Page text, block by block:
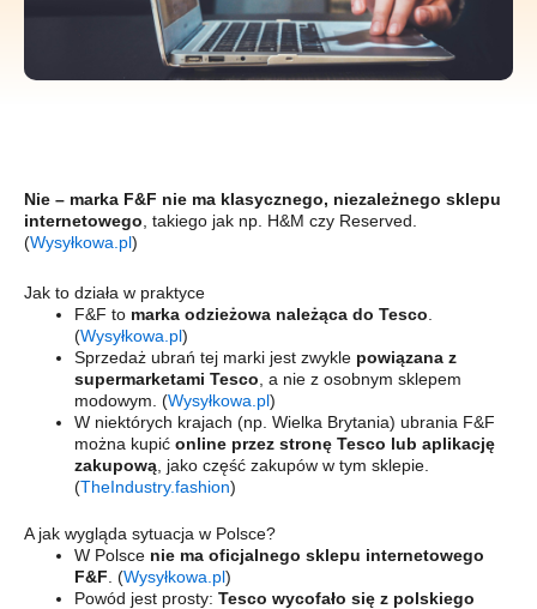
Nie – marka F&F nie ma klasycznego, niezależnego sklepu
internetowego , takiego jak np. H&M czy Reserved.
(Wysyłkowa.pl)
Jak to działa w praktyce
F&F to marka odzieżowa należąca do Tesco
(Wysyłkowa.pl)
Sprzedaż ubrań tej marki jest zwykle powiązana z
supermarketami Tesco , a nie z osobnym sklepem
modowym. (Wysyłkowa.pl)
W niektórych krajach (np. Wielka Brytania) ubrania F&F
można kupić online przez stronę Tesco lub aplikację
zakupową , jako część zakupów w tym sklepie.
(TheIndustry.fashion)
A jak wygląda sytuacja w Polsce?
W Polsce nie ma oficjalnego sklepu internetowego
F&F . (Wysyłkowa.pl)
Powód jest prosty: Tesco wycofało się z polskiego